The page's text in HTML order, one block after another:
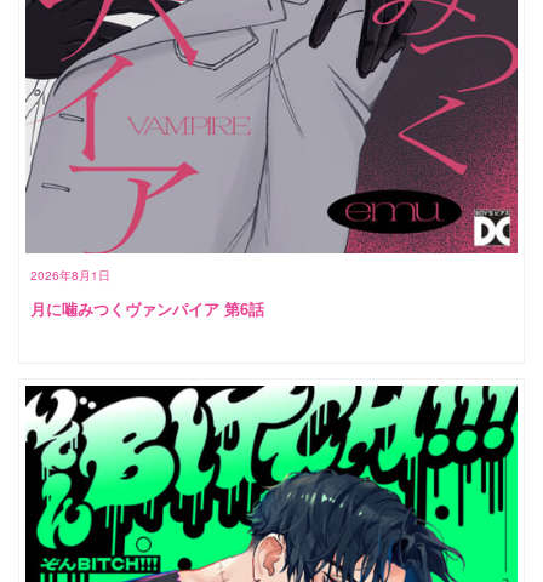
2026年8月1日
月に噛みつくヴァンパイア 第6話